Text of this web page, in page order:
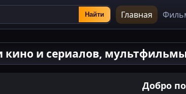
Найти Главная
кино и сериалов,
Добро